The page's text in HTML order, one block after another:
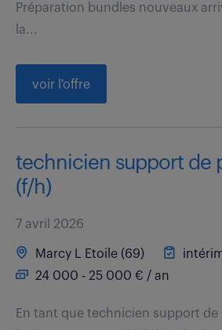
Préparation bundles nouveaux
la...
voir l'offre
technicien support de
(f/h)
7 avril 2026
Marcy L Etoile (69)
24 000 - 25 000 € / an
En tant que technicien support